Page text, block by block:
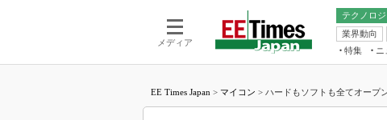
メディア
テクノロ
電池／エネルギー
アナログ
マイコン
業界動向
特集
福田昭のデバ
電子ブ
EE Times Japan > マイコン > ハードもソフトも全てオープ